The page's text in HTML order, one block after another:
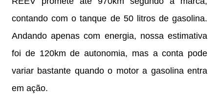
contando com o tanque de 50 litros de gasolina.
Andando apenas com energia, nossa estimativa
foi de 120km de autonomia, mas a conta pode
variar bastante quando o motor a gasolina entra
em ação.